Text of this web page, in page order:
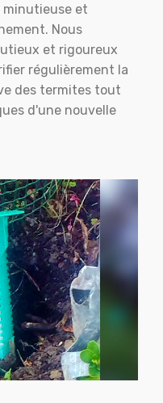
minutieuse et
Nous
et rigoureux
régulièrement la
des termites tout
d'une nouvelle